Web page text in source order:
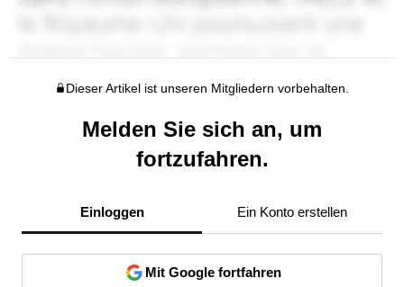
Dieser Artikel ist unseren Mitgliedern vorbehalten.
Melden Sie sich an, um
fortzufahren.
Einloggen Ein Konto erstellen
Mit Google fortfahren